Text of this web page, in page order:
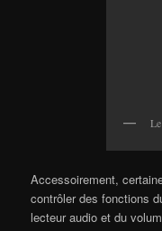
Accessoirement,
contrôler des fonctions
lecteur audio et du